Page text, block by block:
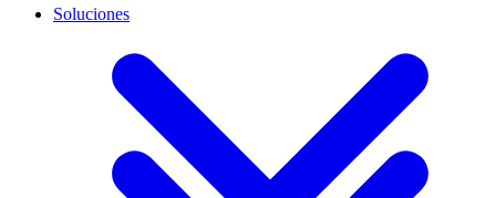
Soluciones